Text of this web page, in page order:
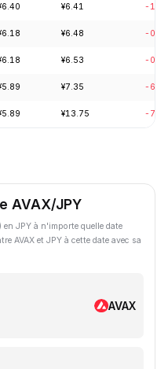
¥6.41 -
¥6.48 -
¥6.53 -
¥7.35 -
¥13.75 -
AVAX/JPY
en JPY à n'importe quelle date
AVAX et JPY à cette date avec sa
AVAX